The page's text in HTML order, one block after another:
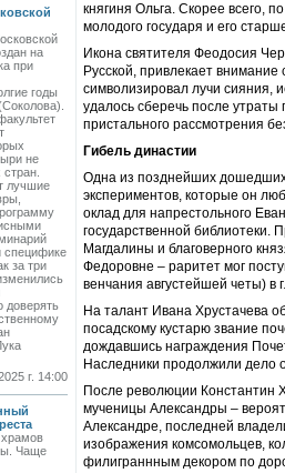
на
при
годы
не
лучшие
специфике
за три
доверять
г. 14:00
Чаще
княгиня Ольга. Скорее всего,
молодого государя и его
Икона святителя Феодосия
Русской, привлекает
символизировал лучи сияния,
удалось сберечь после
пристального рассмотрения
Гибель династии
Одна из позднейших дошедших
экспериментов, которые он
оклад для напрестольного
государственной библиотеки.
Магдалины и благоверного
Федоровне – раритет мог
венчания августейшей четы) в
На талант Ивана Хрустачева
посадскому кустарю звание
дождавшись награждения
Наследники продолжили дело
После революции Константин
мученицы Александры –
Александре, последней
изображения комсомольцев,
филиграннным декором по